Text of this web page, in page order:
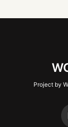
Project by